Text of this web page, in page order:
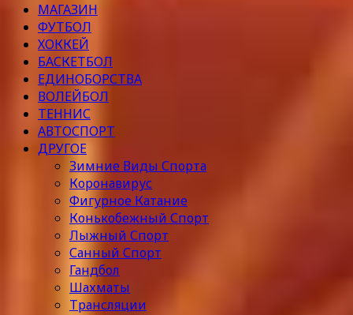
МАГАЗИН
ФУТБОЛ
ХОККЕЙ
БАСКЕТБОЛ
ЕДИНОБОРСТВА
ВОЛЕЙБОЛ
ТЕННИС
АВТОСПОРТ
ДРУГОЕ
Зимние Виды Спорта
Коронавирус
Фигурное Катание
Конькобежный Спорт
Лыжный Спорт
Санный Спорт
Гандбол
Шахматы
Трансляции